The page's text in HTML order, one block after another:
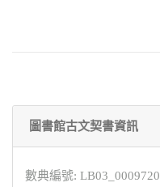
圖書館古文契書資訊
數典編號: LB03_0009720